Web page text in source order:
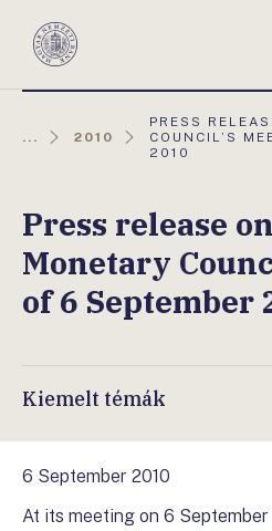
Magyar
... 2010
AKTUÁLIS
OLDAL:
PRESS
COUNCIL’S
2010
Press release
Monetary
of 6 September
Kiemelt témák
6 September 2010
At its meeting on 6